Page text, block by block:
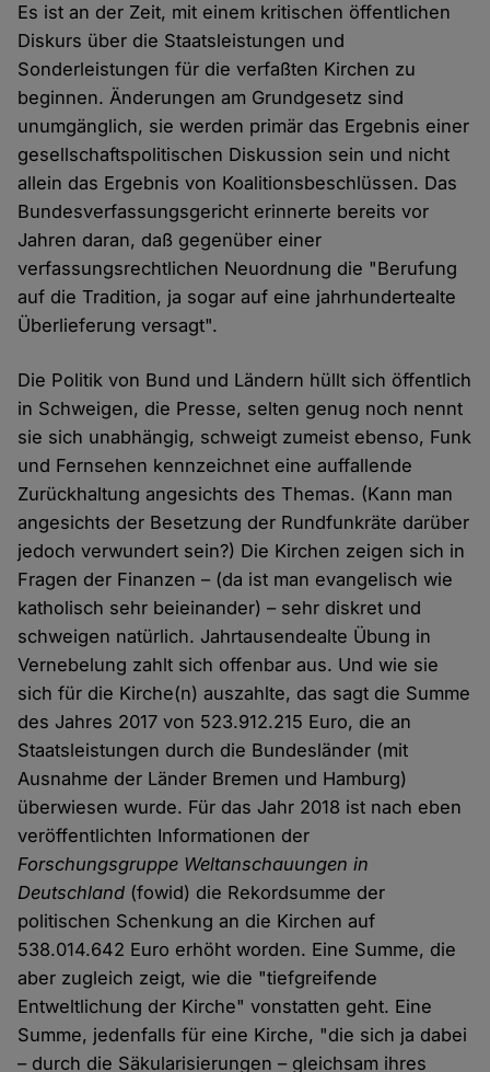
Es ist an der Zeit, mit einem kritischen öffentlichen
Diskurs über die Staatsleistungen und
Sonderleistungen für die verfaßten Kirchen zu
beginnen. Änderungen am Grundgesetz sind
unumgänglich, sie werden primär das Ergebnis einer
gesellschaftspolitischen Diskussion sein und nicht
allein das Ergebnis von Koalitionsbeschlüssen. Das
Bundesverfassungsgericht erinnerte bereits vor
Jahren daran, daß gegenüber einer
verfassungsrechtlichen Neuordnung die "Berufung
auf die Tradition, ja sogar auf eine jahrhundertealte
Überlieferung versagt".
Die Politik von Bund und Ländern hüllt sich öffentlich
in Schweigen, die Presse, selten genug noch nennt
sie sich unabhängig, schweigt zumeist ebenso, Funk
und Fernsehen kennzeichnet eine auffallende
Zurückhaltung angesichts des Themas. (Kann man
angesichts der Besetzung der Rundfunkräte darüber
jedoch verwundert sein?) Die Kirchen zeigen sich in
Fragen der Finanzen – (da ist man evangelisch wie
katholisch sehr beieinander) – sehr diskret und
schweigen natürlich. Jahrtausendealte Übung in
Vernebelung zahlt sich offenbar aus. Und wie sie
sich für die Kirche(n) auszahlte, das sagt die Summe
des Jahres 2017 von 523.912.215 Euro, die an
Staatsleistungen durch die Bundesländer (mit
Ausnahme der Länder Bremen und Hamburg)
überwiesen wurde. Für das Jahr 2018 ist nach eben
veröffentlichten Informationen der
Forschungsgruppe Weltanschauungen in
Deutschland (fowid) die Rekordsumme der
politischen Schenkung an die Kirchen auf
538.014.642 Euro erhöht worden. Eine Summe, die
aber zugleich zeigt, wie die "tiefgreifende
Entweltlichung der Kirche" vonstatten geht. Eine
Summe, jedenfalls für eine Kirche, "die sich ja dabei
– durch die Säkularisierungen – gleichsam ihres